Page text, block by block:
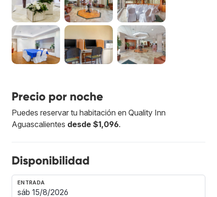
Precio por noche
Puedes reservar tu habitación en Quality Inn
Aguascalientes desde $1,096.
Disponibilidad
ENTRADA